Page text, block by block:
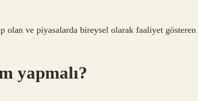
olan ve piyasalarda bireysel olarak faaliyet gösteren
yapmalı?